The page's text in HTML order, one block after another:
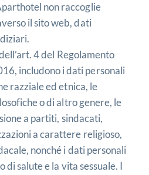
non raccoglie
il sito web, dati
4 del Regolamento
includono i dati personali
razziale ed etnica, le
o di altro genere, le
a partiti, sindacati,
a carattere religioso,
nonché i dati personali
di salute e la vita sessuale. I